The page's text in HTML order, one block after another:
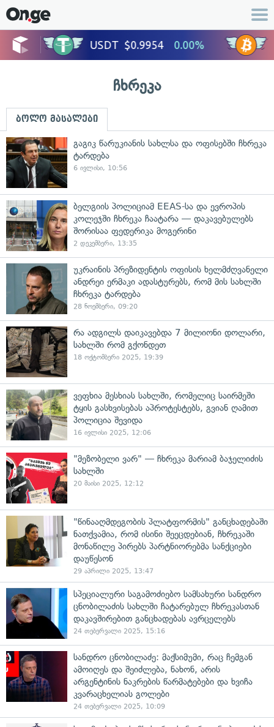
ჩხრეკა
ბოლო მასალები
გაგიკ წარუკიანის სახლსა და ოფისებში ჩხრეკა
ტარდება
6 ივლისი, 10:56
ბელგიის პოლიციამ EEAS-სა და ევროპის
კოლეჯში ჩხრეკა ჩაატარა — დაკავებულებს
შორისაა ფედერიკა მოგერინი
2 დეკემბერი, 13:35
უკრაინის პრეზიდენტის ოფისის ხელმძღვანელი
ანდრეი ერმაკი ადასტურებს, რომ მის სახლში
ჩხრეკა ტარდება
28 ნოემბერი, 09:20
რა ადგილს დაიკავებდა 7 მილიონი დოლარი,
სახლში რომ გქონდეთ
18 ოქტომბერი 2025, 19:39
ვეფხია მესხიას სახლში, რომელიც საირმეში
ტყის გასხვისებას აპროტესტებს, გვიან ღამით
პოლიცია შევიდა
16 ივლისი 2025, 12:06
"მეზობელი ვარ" — ჩხრეკა მარიამ ბაჯელიძის
სახლში
20 მაისი 2025, 12:12
"წინააღმდეგობის პლატფორმის" განცხადებაში
ნათქვამია, რომ ისინი შეეცდებიან, ჩხრეკაში
მონაწილე პირებს პარტნიორებმა სანქციები
დაუწესონ
29 აპრილი 2025, 13:47
სპეციალური საგამოძიებო სამსახური სანდრო
ცნობილაძის სახლში ჩატარებულ ჩხრეკასთან
დაკავშირებით განცხადებას ავრცელებს
24 თებერვალი 2025, 15:16
სანდრო ცნობილაძე: მაქსიმუმი, რაც ჩემგან
ამოიღეს და შეიძლება, ნახონ, არის
არგენტინის ნაკრების წარმატებები და ხვიჩა
კვარაცხელიას გოლები
24 თებერვალი 2025, 10:09